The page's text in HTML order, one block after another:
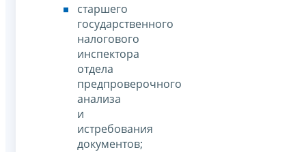
старшего
государственного
налогового
инспектора
отдела
предпроверочного
анализа
и
истребования
документов;